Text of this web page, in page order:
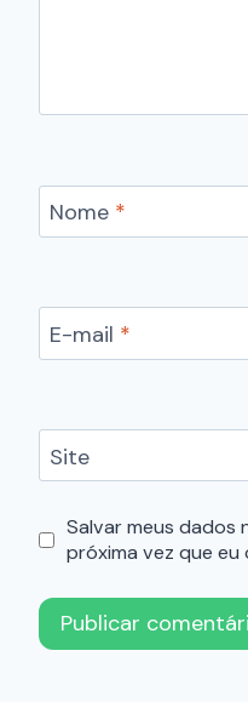
Nome *
E-mail *
Site
Salvar meus dados
próxima vez que eu